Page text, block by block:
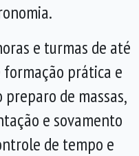
e turmas de até
formação prática e
de massas,
e sovamento
de tempo e